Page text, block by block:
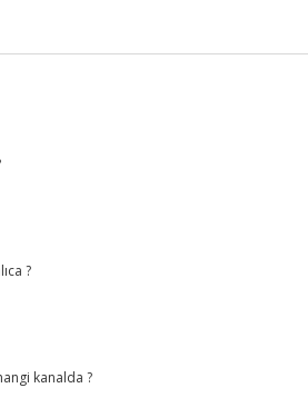
?
kanalda ?